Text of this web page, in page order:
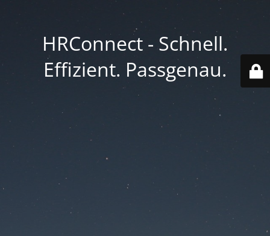
HRConnect - Schnell.
Effizient. Passgenau.